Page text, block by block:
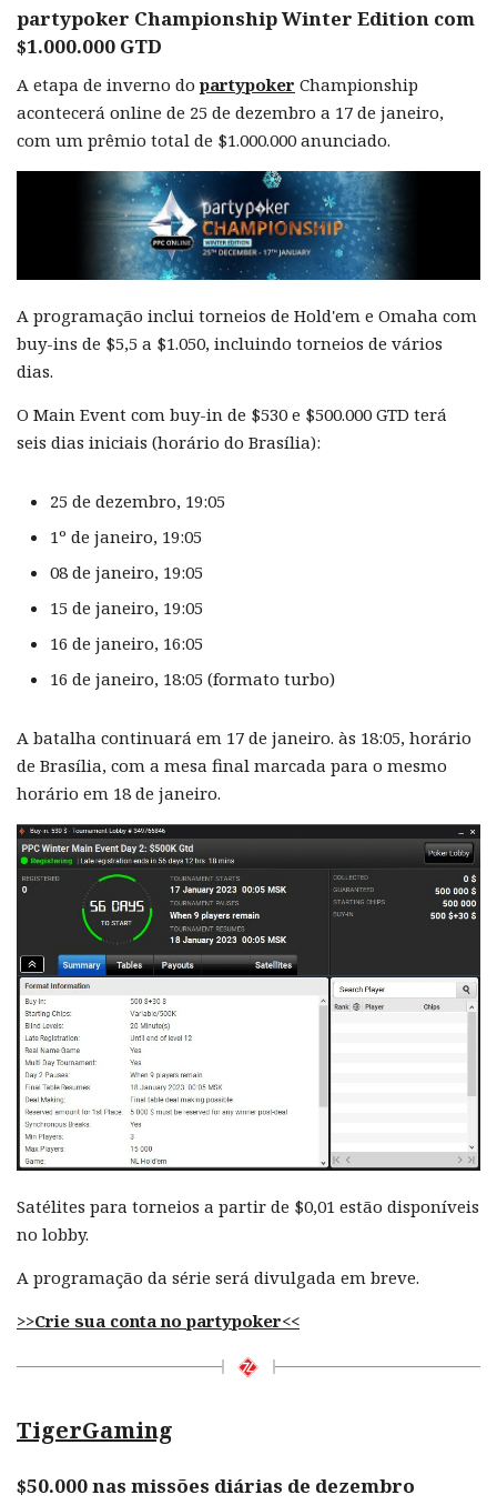
partypoker Championship Winter Edition com
$1.000.000 GTD
A etapa de inverno do partypoker Championship
acontecerá online de 25 de dezembro a 17 de janeiro,
com um prêmio total de $1.000.000 anunciado.
A programação inclui torneios de Hold'em e Omaha com
buy-ins de $5,5 a $1.050, incluindo torneios de vários
dias.
O Main Event com buy-in de $530 e $500.000 GTD terá
seis dias iniciais (horário do Brasília):
25 de dezembro, 19:05
1º de janeiro, 19:05
08 de janeiro, 19:05
15 de janeiro, 19:05
16 de janeiro, 16:05
16 de janeiro, 18:05 (formato turbo)
A batalha continuará em 17 de janeiro. às 18:05, horário
de Brasília, com a mesa final marcada para o mesmo
horário em 18 de janeiro.
Satélites para torneios a partir de $0,01 estão disponíveis
no lobby.
A programação da série será divulgada em breve.
>>Crie sua conta no partypoker<<
TigerGaming
$50.000 nas missões diárias de dezembro